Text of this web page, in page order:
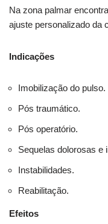
Na zona palmar
ajuste personalizado da
Indicações
Imobilização do pulso.
Pós traumático.
Pós operatório.
Sequelas dolorosas e
Instabilidades.
Reabilitação.
Efeitos